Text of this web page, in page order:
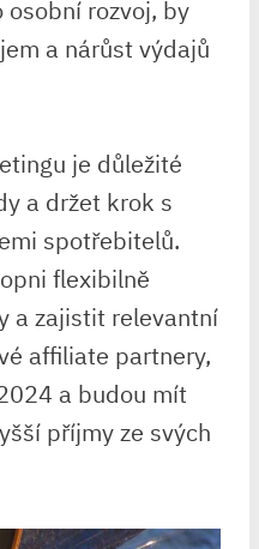
rozvoj, by
a nárůst výdajů
je důležité
a držet krok s
spotřebitelů.
flexibilně
a zajistit relevantní
affiliate partnery,
a budou mít
příjmy ze svých